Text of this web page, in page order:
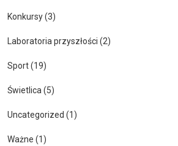
Konkursy(3)
Laboratoria przyszłości (2)
Sport(19)
Świetlica(5)
Uncategorized (1)
Ważne (1)